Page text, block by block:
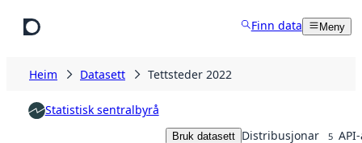
Finn data Meny
Heim Datasett Tettsteder 2022
Statistisk sentralbyrå
Bruk datasett Distribusjonar 5